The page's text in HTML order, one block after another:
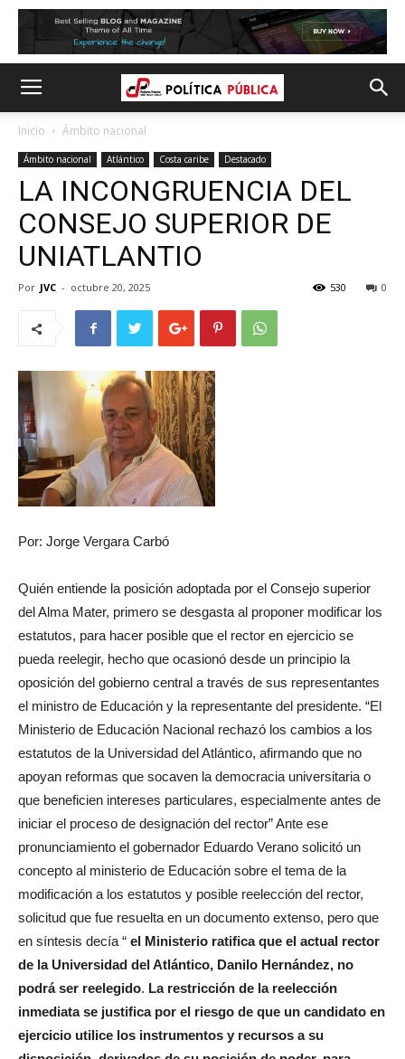
Inicio Ámbito nacional
Ámbito nacional Atlántico Costa caribe Destacado
LA INCONGRUENCIA DEL
CONSEJO SUPERIOR DE
UNIATLANTIO
Por JVC - octubre 20, 2025 0
530
Por: Jorge Vergara Carbó
Quién entiende la posición adoptada por el Consejo superior
del Alma Mater, primero se desgasta al proponer modificar los
estatutos, para hacer posible que el rector en ejercicio se
pueda reelegir, hecho que ocasionó desde un principio la
oposición del gobierno central a través de sus representantes
el ministro de Educación y la representante del presidente. “El
Ministerio de Educación Nacional rechazó los cambios a los
estatutos de la Universidad del Atlántico, afirmando que no
apoyan reformas que socaven la democracia universitaria o
que beneficien intereses particulares, especialmente antes de
iniciar el proceso de designación del rector” Ante ese
pronunciamiento el gobernador Eduardo Verano solicitó un
concepto al ministerio de Educación sobre el tema de la
modificación a los estatutos y posible reelección del rector,
solicitud que fue resuelta en un documento extenso, pero que
en síntesis decía “ el Ministerio ratifica que el actual rector
de la Universidad del Atlántico, Danilo Hernández, no
podrá ser reelegido. La restricción de la reelección
inmediata se justifica por el riesgo de que un candidato en
ejercicio utilice los instrumentos y recursos a su